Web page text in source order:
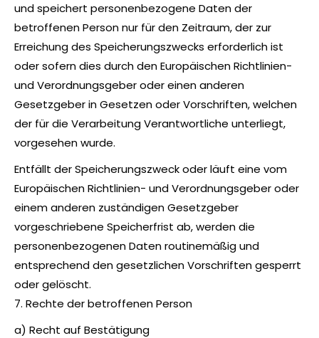
und speichert personenbezogene Daten der
betroffenen Person nur für den Zeitraum, der zur
Erreichung des Speicherungszwecks erforderlich ist
oder sofern dies durch den Europäischen Richtlinien-
und Verordnungsgeber oder einen anderen
Gesetzgeber in Gesetzen oder Vorschriften, welchen
der für die Verarbeitung Verantwortliche unterliegt,
vorgesehen wurde.
Entfällt der Speicherungszweck oder läuft eine vom
Europäischen Richtlinien- und Verordnungsgeber oder
einem anderen zuständigen Gesetzgeber
vorgeschriebene Speicherfrist ab, werden die
personenbezogenen Daten routinemäßig und
entsprechend den gesetzlichen Vorschriften gesperrt
oder gelöscht.
7. Rechte der betroffenen Person
a) Recht auf Bestätigung